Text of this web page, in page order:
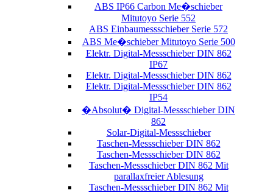
ABS IP66 Carbon Me�schieber
Mitutoyo Serie 552
ABS Einbaumessschieber Serie 572
ABS Me�schieber Mitutoyo Serie 500
Elektr. Digital-Messschieber DIN 862
IP67
Elektr. Digital-Messschieber DIN 862
Elektr. Digital-Messschieber DIN 862
IP54
�Absolut� Digital-Messschieber DIN
862
Solar-Digital-Messschieber
Taschen-Messschieber DIN 862
Taschen-Messschieber DIN 862
Taschen-Messschieber DIN 862 Mit
parallaxfreier Ablesung
Taschen-Messschieber DIN 862 Mit